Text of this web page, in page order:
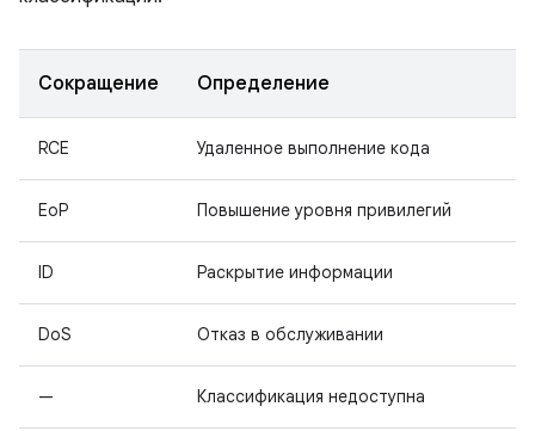
Сокращение Определение
RCE Удаленное выполнение кода
EoP Повышение уровня привилегий
ID Раскрытие информации
DoS Отказ в обслуживании
— Классификация недоступна